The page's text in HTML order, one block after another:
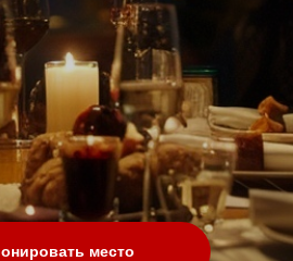
место